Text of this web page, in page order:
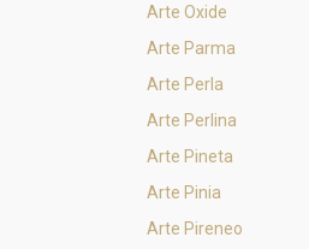
Arte Oxide
Arte Parma
Arte Perla
Arte Perlina
Arte Pineta
Arte Pinia
Arte Pireneo